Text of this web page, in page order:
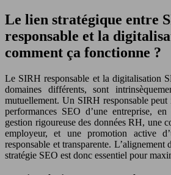
Le lien stratégique entre
responsable et la
comment ça fonctionne ?
Le SIRH responsable et la digitalisation
domaines différents, sont
mutuellement. Un SIRH responsable
performances SEO d’une entreprise,
gestion rigoureuse des données RH, une
employeur, et une promotion active
responsable et transparente.
stratégie SEO est donc essentiel pour